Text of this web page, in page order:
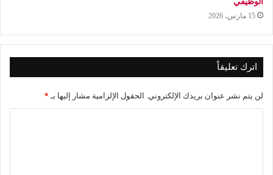
15 مارس، 2026
اترك تعليقاً
لن يتم نشر عنوان بريدك الإلكتروني. الحقول الإلزامية مشار إليها بـ *